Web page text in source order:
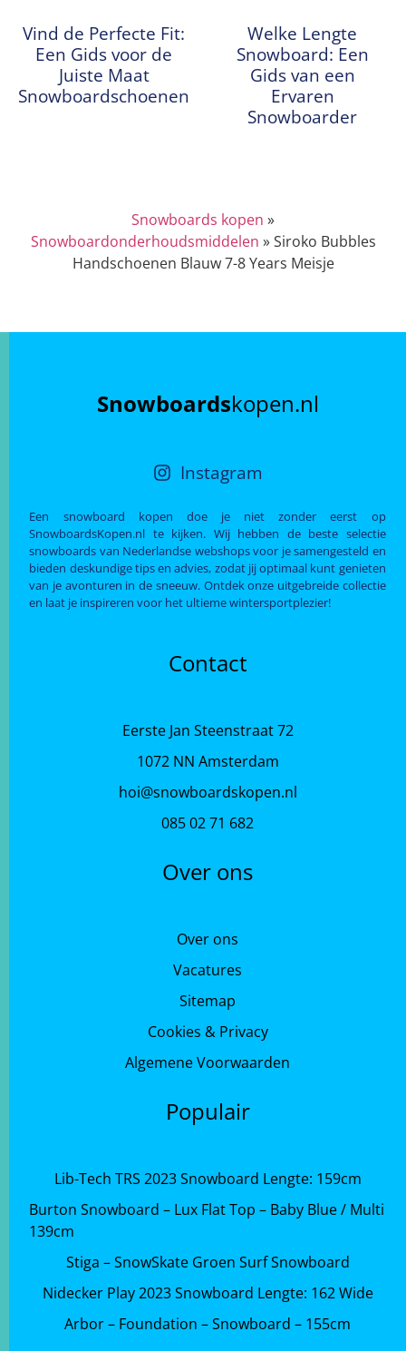
Vind de Perfecte Fit:
Een Gids voor de
Juiste Maat
Snowboardschoenen
Welke Lengte
Snowboard: Een
Gids van een
Ervaren
Snowboarder
Snowboards kopen »
Snowboardonderhoudsmiddelen »Siroko Bubbles
Handschoenen Blauw 7-8 Years Meisje
Snowboardskopen.nl
Instagram
Een snowboard kopen doe je niet zonder eerst op
SnowboardsKopen.nl te kijken. Wij hebben de beste selectie
snowboards van Nederlandse webshops voor je samengesteld en
bieden deskundige tips en advies, zodat jij optimaal kunt genieten
van je avonturen in de sneeuw. Ontdek onze uitgebreide collectie
en laat je inspireren voor het ultieme wintersportplezier!
Contact
Eerste Jan Steenstraat 72
1072 NN Amsterdam
hoi@snowboardskopen.nl
085 02 71 682
Over ons
Over ons
Vacatures
Sitemap
Cookies & Privacy
Algemene Voorwaarden
Populair
Lib-Tech TRS 2023 Snowboard Lengte: 159cm
Burton Snowboard – Lux Flat Top – Baby Blue / Multi
139cm
Stiga – SnowSkate Groen Surf Snowboard
Nidecker Play 2023 Snowboard Lengte: 162 Wide
Arbor – Foundation – Snowboard – 155cm